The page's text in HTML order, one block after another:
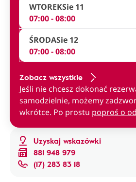
Uzyskaj wskazówki
881 948 979
(17) 283 83 18
WTOREKSie 11
07:00 - 08:00
ŚRODASie 12
07:00 - 08:00
Zobacz wszystkie
Jeśli nie chcesz dokonać
samodzielnie, możemy
wkrótce. Po prostu poproś o